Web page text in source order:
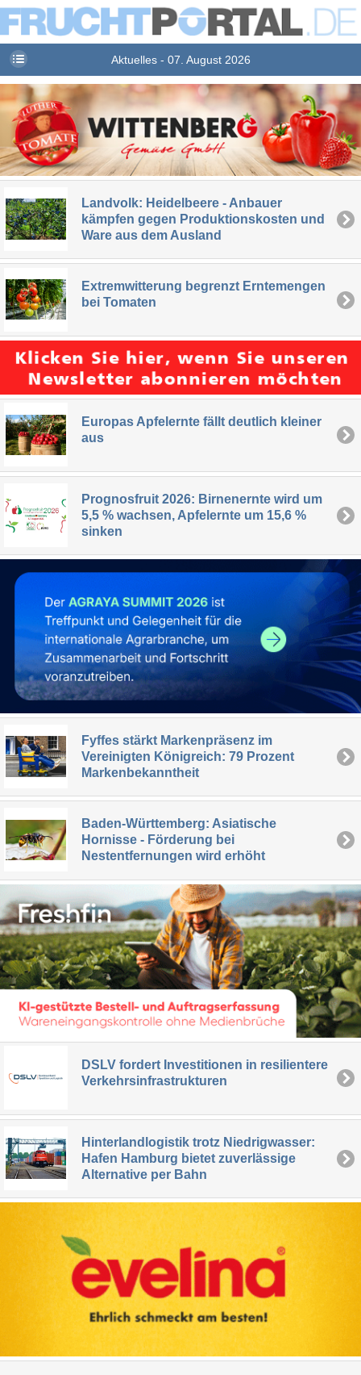
Aktuelles - 07. August 2026
Landvolk: Heidelbeere - Anbauer
kämpfen gegen Produktionskosten und
Ware aus dem Ausland
Extremwitterung begrenzt Erntemengen
bei Tomaten
Europas Apfelernte fällt deutlich kleiner
aus
Prognosfruit 2026: Birnenernte wird um
5,5 % wachsen, Apfelernte um 15,6 %
sinken
Fyffes stärkt Markenpräsenz im
Vereinigten Königreich: 79 Prozent
Markenbekanntheit
Baden-Württemberg: Asiatische
Hornisse - Förderung bei
Nestentfernungen wird erhöht
DSLV fordert Investitionen in resilientere
Verkehrsinfrastrukturen
Hinterlandlogistik trotz Niedrigwasser:
Hafen Hamburg bietet zuverlässige
Alternative per Bahn